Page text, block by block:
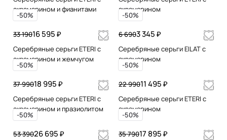
аквамарином и фианитами
аквамарином
-50%
16 595 ₽
33 190
Серебряные серьги ETERI с
аквамарином и жемчугом
-50%
3 345 ₽
6 690
Серебряные серьги EILAT с
аквамарином
-50%
18 995 ₽
37 990
Серебряные серьги ETERI с
аквамарином и празиолитом
-50%
11 495 ₽
22 990
Серебряные серьги ETERI с
аквамарином
-50%
26 695 ₽
53 390
-50%
17 895 ₽
35 790